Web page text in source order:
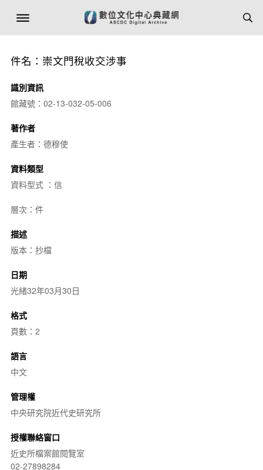
件名：崇文門稅收交涉事
識別資訊
館藏號：02-13-032-05-006
著作者
產生者：德穆使
資料類型
資料型式 ：信
層次：件
描述
版本：抄檔
日期
光緒32年03月30日
格式
頁數：2
語言
中文
管理權
中央研究院近代史研究所
授權聯絡窗口
近史所檔案館閱覽室
02-27898284